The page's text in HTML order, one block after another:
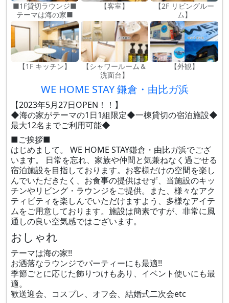
■1F貸切ラウンジ■
テーマは海の家■
【客室】
【2F リビングルー
ム】
【1F キッチン】
【シャワールーム＆
洗面台】
【外観】
WE HOME STAY 鎌倉・由比ガ浜
【2023年5月27日OPEN！！】
◆海の家がテーマの1日1組限定◆一棟貸切の宿泊施設◆
最大12名までご利用可能◆
■ご挨拶■
はじめまして。 WE HOME STAY鎌倉・由比ガ浜でござ
います。 日常を忘れ、家族や仲間と気兼ねなく過ごせる
宿泊施設を目指しております。お客様だけの空間を楽し
んでいただきたく、お食事の提供はせず、当施設のキッ
チンやリビング・ラウンジをご提供。また、様々なアク
ティビティを楽しんでいただけますよう、多様なアイテ
ムをご用意しております。施設は簡素ですが、非常に風
通しの良い空気感ではございます。
おしゃれ
テーマは海の家!!
お洒落なラウンジでパーティーにも最適!!
季節ごとに応じた飾りつけもあり、イベント使いにも最
適。
歓送迎会、コスプレ、オフ会、結婚式二次会etc